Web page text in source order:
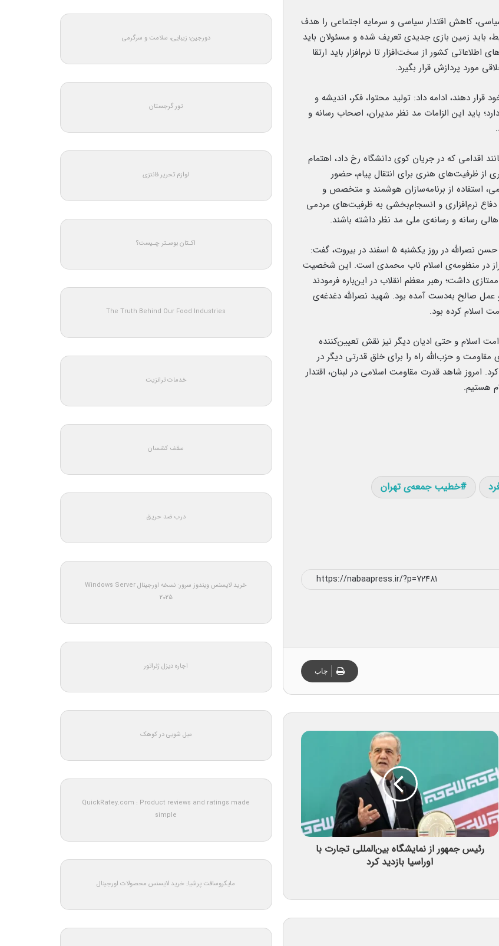
سیاسی، کاهش اقتدار سیاسی و سرمایه اجتماعی را هدف
باید زمین بازی جدیدی تعریف شده و مسئولان باید
کشور از سخت‌افزار تا نرم‌افزار باید ارتقا
مورد پردازش قرار بگیرد.
دهند، ادامه داد: تولید محتوا، فکر، اندیشه و
باید این الزامات مد نظر مدیران، اصحاب رسانه و
اقدامی که در جریان کوی دانشگاه رخ داد، اهتمام
از ظرفیت‌های هنری برای انتقال پیام، حضور
استفاده از برنامه‌سازان هوشمند و متخصص و
نرم‌افزاری و انسجام‌بخشی به ظرفیت‌های مردمی
رسانه و رسانه‌ی ملی مد نظر داشته باشند.
ابوترابی‌فرد با اشاره به در پیش بودن تشییع پیکر شهید سید حسن نصرالله در روز یکشنبه ۵ اسفند در بیروت، گفت:
تراز در منظومه‌ی اسلام ناب محمدی است. این شخصیت
داشت؛ رهبر معظم انقلاب در این‌باره فرمودند
عمل صالح به‌دست آمده بود. شهید نصرالله دغدغه‌ی
اسلام کرده بود.
اسلام و حتی ادیان دیگر نیز نقش تعیین‌کننده
و حزب‌الله راه را برای خلق قدرتی دیگر در
شاهد قدرت مقاومت اسلامی در لبنان، اقتدار
هستیم.
خطیب جمعه‌ی تهران
چاپ
رئیس جمهور از نمایشگاه بین‌المللی تجارت با
اوراسیا بازدید کرد
دورجین؛ زیبایی، سلامت و سرگرمی
تور گرجستان
لوازم تحریر فانتزی
اکـتان بوسـتر چـیست؟
The Truth Behind Our Food Industries
خدمات ترانزیت
سقف کشسان
درب ضد حریق
خرید لایسنس ویندوز سرور: نسخه اورجینال Windows Server
2025
اجاره دیزل ژنراتور
مبل شویی در کوهک
QuickRatey.com : Product reviews and ratings made
simple
مایکروسافت پرشیا: خرید لایسنس محصولات اورجینال